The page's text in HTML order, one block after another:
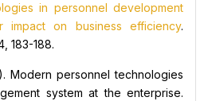
in personnel development
impact on business efficiency.
183-188.
Modern personnel technologies
system at the enterprise.